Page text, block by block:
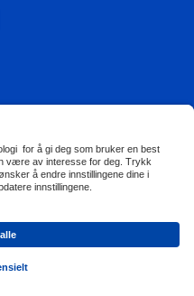
Retningslinjer for
informasjonskapsler
Privacy Settings